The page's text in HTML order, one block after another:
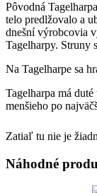
Pôvodná
telo predlžovalo a
dnešní výrobcovia
Tagelharpy. Struny
Na Tagelharpe sa
Tagelharpa má
menšieho po
Zatiaľ tu nie je
Náhodné